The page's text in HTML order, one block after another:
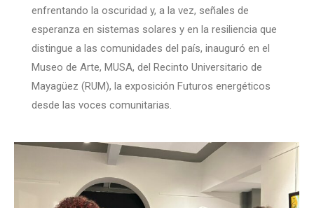
enfrentando la oscuridad y, a la vez, señales de
esperanza en sistemas solares y en la resiliencia que
distingue a las comunidades del país, inauguró en el
Museo de Arte, MUSA, del Recinto Universitario de
Mayagüez (RUM), la exposición Futuros energéticos
desde las voces comunitarias.